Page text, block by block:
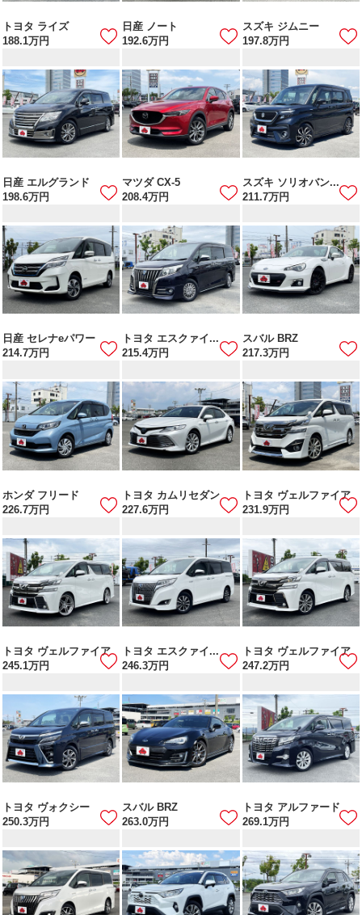
トヨタ ライズ
188.1万円
日産 ノート
192.6万円
スズキ ジムニー
197.8万円
日産 エルグランド
198.6万円
マツダ CX-5
208.4万円
スズキ ソリオバン...
211.7万円
日産 セレナeパワー
214.7万円
トヨタ エスクァイ...
215.4万円
スバル BRZ
217.3万円
ホンダ フリード
226.7万円
トヨタ カムリセダン
227.6万円
トヨタ ヴェルファイア
231.9万円
トヨタ ヴェルファイア
245.1万円
トヨタ エスクァイ...
246.3万円
トヨタ ヴェルファイア
247.2万円
トヨタ ヴォクシー
250.3万円
スバル BRZ
263.0万円
トヨタ アルファード
269.1万円